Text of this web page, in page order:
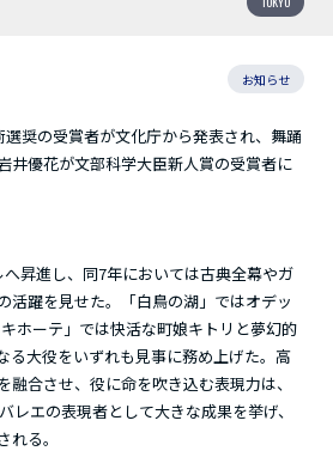
お知らせ
奨の受賞者が文化庁から発表され、舞踊
井優花が文部科学大臣新人賞の受賞者に
昇進し、同7年においては古典全幕やガ
活躍を見せた。「白鳥の湖」ではオデッ
ホーテ」では快活な町娘キトリと夢幻的
る大役をいずれも見事に務め上げた。高
融合させ、役に命を吹き込む表現力は、
レエの表現者として大きな成果を挙げ、
る。